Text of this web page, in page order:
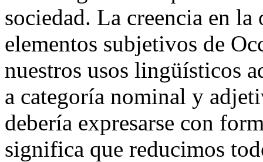
sociedad. La creencia en
elementos subjetivos de
nuestros usos lingüísticos
a categoría nominal y
debería expresarse con
significa que reducimos